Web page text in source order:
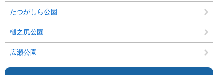
たつがしら公園
樋之尻公園
広瀬公園